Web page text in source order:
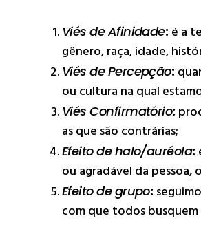
Viés de Afinidade: é a
gênero, raça, idade,
Viés de Percepção:
ou cultura na qual
Viés Confirmatório:
as que são contrárias;
Efeito de halo/auréola:
ou agradável da
Efeito de grupo:
com que todos